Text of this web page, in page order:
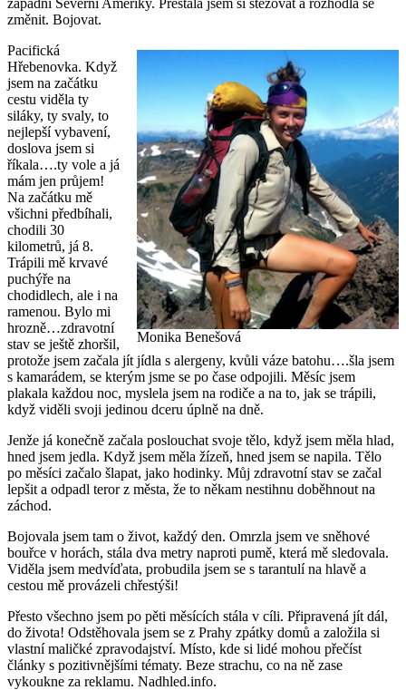
změnit. Bojovat.
Monika Benešová
Pacifická
Hřebenovka. Když
jsem na začátku
cestu viděla ty
siláky, ty svaly, to
nejlepší vybavení,
doslova jsem si
říkala….ty vole a já
mám jen průjem!
Na začátku mě
všichni předbíhali,
chodili 30
kilometrů, já 8.
Trápili mě krvavé
puchýře na
chodidlech, ale i na
ramenou. Bylo mi
hrozně…zdravotní
stav se ještě zhoršil,
protože jsem začala jít jídla s alergeny, kvůli váze batohu….šla jsem
s kamarádem, se kterým jsme se po čase odpojili. Měsíc jsem
plakala každou noc, myslela jsem na rodiče a na to, jak se trápili,
když viděli svoji jedinou dceru úplně na dně.
Jenže já konečně začala poslouchat svoje tělo, když jsem měla hlad,
hned jsem jedla. Když jsem měla žízeň, hned jsem se napila. Tělo
po měsíci začalo šlapat, jako hodinky. Můj zdravotní stav se začal
lepšit a odpadl teror z města, že to někam nestihnu doběhnout na
záchod.
Bojovala jsem tam o život, každý den. Omrzla jsem ve sněhové
bouřce v horách, stála dva metry naproti pumě, která mě sledovala.
Viděla jsem medvíďata, probudila jsem se s tarantulí na hlavě a
cestou mě provázeli chřestýši!
Přesto všechno jsem po pěti měsících stála v cíli. Připravená jít dál,
do života! Odstěhovala jsem se z Prahy zpátky domů a založila si
vlastní maličké zpravodajství. Místo, kde si lidé mohou přečíst
články s pozitivnějšími tématy. Beze strachu, co na ně zase
vykoukne za reklamu. Nadhled.info.